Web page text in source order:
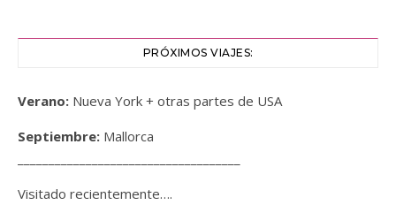
PRÓXIMOS VIAJES:
Verano: Nueva York + otras partes de USA
Septiembre: Mallorca
Visitado recientemente….